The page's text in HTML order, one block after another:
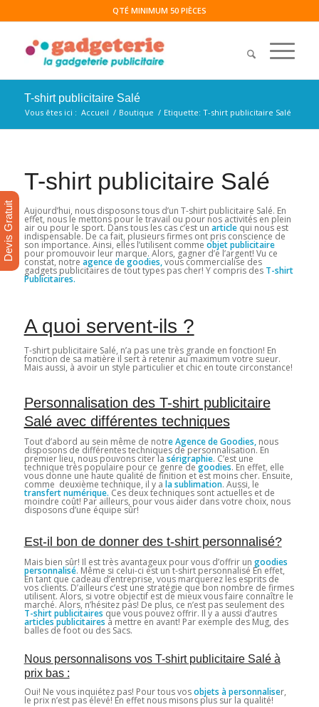
QTÉ MINIMUM 50 PIÈCES
T-shirt publicitaire Salé
Vous êtes ici : Accueil / Boutique / Etiquette: T-shirt publicitaire Salé
T-shirt publicitaire Salé
Aujourd’hui, nous disposons tous d’un T-shirt publicitaire Salé. En
effet, nous le mettons pour le travail ou pour nos activités en plein
air ou pour le sport. Dans tous les cas c’est un articlequi nous est
indispensable. De ca fait, plusieurs firmes ont pris conscience de
son importance. Ainsi, elles l’utilisent comme objet publicitaire
pour promouvoir leur marque. Alors, gagner d’e l’argent! Vu ce
constat, notre agence de goodies,vous commercialise des
gadgets publicitaires de tout types pas cher! Y compris des T-shirt
Publicitaires.
A quoi servent-ils ?
T-shirt publicitaire Salé, n’a pas une très grande en fonction! En
fonction de sa matière il sert à retenir au maximum votre sueur.
Mais aussi, à avoir un style particulier et chic en toute circonstance!
Personnalisation des T-shirt publicitaire
Salé avec différentes techniques
Tout d’abord au sein même de notre Agence de Goodies,nous
disposons de différentes techniques de personnalisation. En
premier lieu, nous pouvons citer la sérigraphie. C’est une
technique très populaire pour ce genre degoodies. En effet, elle
vous donne une haute qualité de finition et est moins cher. Ensuite,
comme deuxième technique, il y a la sublimation. Aussi, le
transfert numérique. Ces deux techniques sont actuelles et de
moindre coût! Par ailleurs, pour vous aider dans votre choix, nous
disposons d’une équipe sûr!
Est-il bon de donner des t-shirt personnalisé?
Mais bien sûr! Il est très avantageux pour vous d’offrir un goodies
personnalisé. Même si celui-ci est un t-shirt personnalisé En effet,
En tant que cadeau d’entreprise, vous marquerez les esprits de
vos clients. D’ailleurs c’est une stratégie que bon nombre de firmes
utilisent. Alors, si votre objectif est de mieux vous faire connaître le
marché. Alors, n’hésitez pas! De plus, ce n’est pas seulement des
T-shirt publicitaires que vous pouvez offrir. Il y a aussi d’autres
articles publicitaires à mettre en avant! Par exemple des Mug, des
balles de foot ou des Sacs.
Nous personnalisons vos T-shirt publicitaire Salé à
prix bas :
Oui! Ne vous inquiétez pas! Pour tous vosobjets à personnaliser,
le prix n’est pas élevé! En effet nous misons plus sur la qualité!
Devis Gratuit